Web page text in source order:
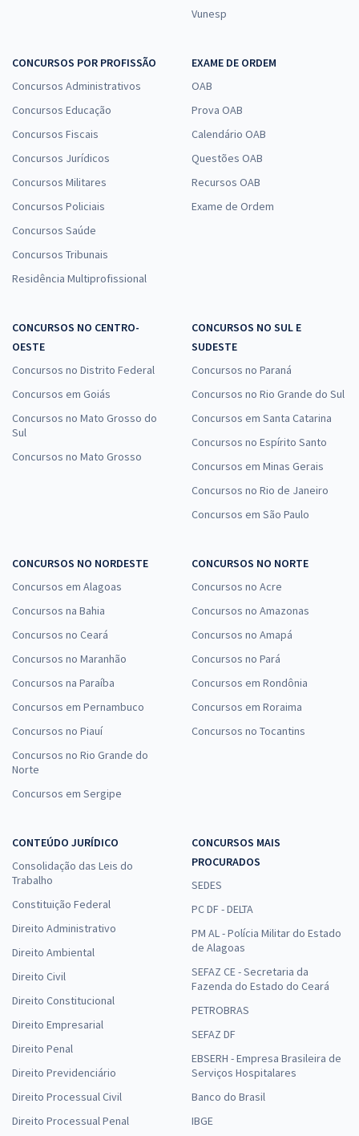
Vunesp
CONCURSOS POR PROFISSÃO
Concursos Administrativos
Concursos Educação
Concursos Fiscais
Concursos Jurídicos
Concursos Militares
Concursos Policiais
Concursos Saúde
Concursos Tribunais
Residência Multiprofissional
EXAME DE ORDEM
OAB
Prova OAB
Calendário OAB
Questões OAB
Recursos OAB
Exame de Ordem
CONCURSOS NO CENTRO-
OESTE
Concursos no Distrito Federal
Concursos em Goiás
Concursos no Mato Grosso do
Sul
Concursos no Mato Grosso
CONCURSOS NO SUL E
SUDESTE
Concursos no Paraná
Concursos no Rio Grande do Sul
Concursos em Santa Catarina
Concursos no Espírito Santo
Concursos em Minas Gerais
Concursos no Rio de Janeiro
Concursos em São Paulo
CONCURSOS NO NORDESTE
Concursos em Alagoas
Concursos na Bahia
Concursos no Ceará
Concursos no Maranhão
Concursos na Paraíba
Concursos em Pernambuco
Concursos no Piauí
Concursos no Rio Grande do
Norte
Concursos em Sergipe
CONCURSOS NO NORTE
Concursos no Acre
Concursos no Amazonas
Concursos no Amapá
Concursos no Pará
Concursos em Rondônia
Concursos em Roraima
Concursos no Tocantins
CONTEÚDO JURÍDICO
Consolidação das Leis do
Trabalho
Constituição Federal
Direito Administrativo
Direito Ambiental
Direito Civil
Direito Constitucional
Direito Empresarial
Direito Penal
Direito Previdenciário
Direito Processual Civil
Direito Processual Penal
CONCURSOS MAIS
PROCURADOS
SEDES
PC DF - DELTA
PM AL - Polícia Militar do Estado
de Alagoas
SEFAZ CE - Secretaria da
Fazenda do Estado do Ceará
PETROBRAS
SEFAZ DF
EBSERH - Empresa Brasileira de
Serviços Hospitalares
Banco do Brasil
IBGE